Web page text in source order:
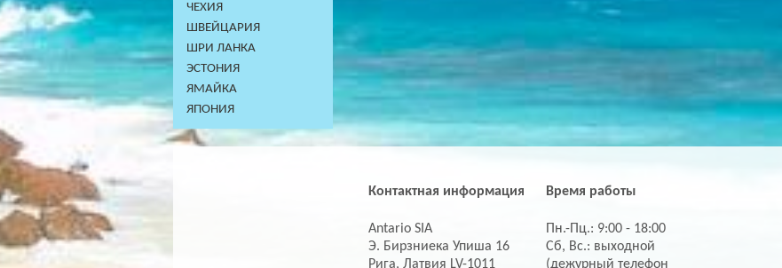
ЧЕХИЯ
ШВЕЙЦАРИЯ
ШРИ ЛАНКА
ЭСТОНИЯ
ЯМАЙКА
ЯПОНИЯ
Контактная информация
Antario SIA
Э. Бирзниека Упиша 16
Рига, Латвия LV-1011
Время работы
Пн.-Пц.: 9:00 - 18:00
Сб, Вс.: выходной
(дежурный телефон